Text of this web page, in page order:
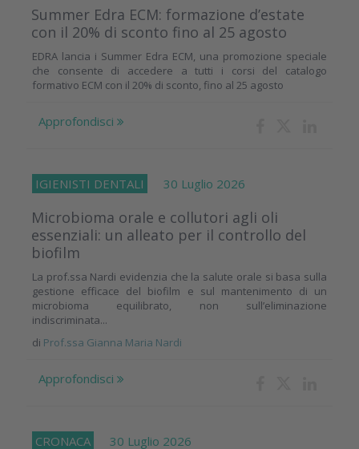
Summer Edra ECM: formazione d’estate
con il 20% di sconto fino al 25 agosto
EDRA lancia i Summer Edra ECM, una promozione speciale
che consente di accedere a tutti i corsi del catalogo
formativo ECM con il 20% di sconto, fino al 25 agosto
Approfondisci
IGIENISTI DENTALI 30 Luglio 2026
Microbioma orale e collutori agli oli
essenziali: un alleato per il controllo del
biofilm
La prof.ssa Nardi evidenzia che la salute orale si basa sulla
gestione efficace del biofilm e sul mantenimento di un
microbioma equilibrato, non sull’eliminazione
indiscriminata...
di Prof.ssa Gianna Maria Nardi
Approfondisci
CRONACA 30 Luglio 2026